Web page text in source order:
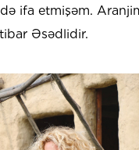
ifa etmişəm.
Əsədlidir.